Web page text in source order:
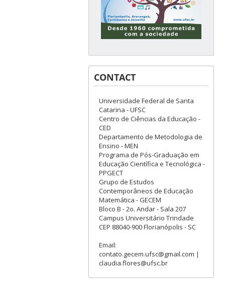
CONTACT
Universidade Federal de Santa
Catarina - UFSC
Centro de Ciências da Educação -
CED
Departamento de Metodologia de
Ensino - MEN
Programa de Pós-Graduação em
Educação Científica e Tecnológica -
PPGECT
Grupo de Estudos
Contemporâneos de Educação
Matemática - GECEM
Bloco B - 2o. Andar - Sala 207
Campus Universitário Trindade
CEP 88040-900 Florianópolis - SC
Email:
contato.gecem.ufsc@gmail.com |
claudia.flores@ufsc.br